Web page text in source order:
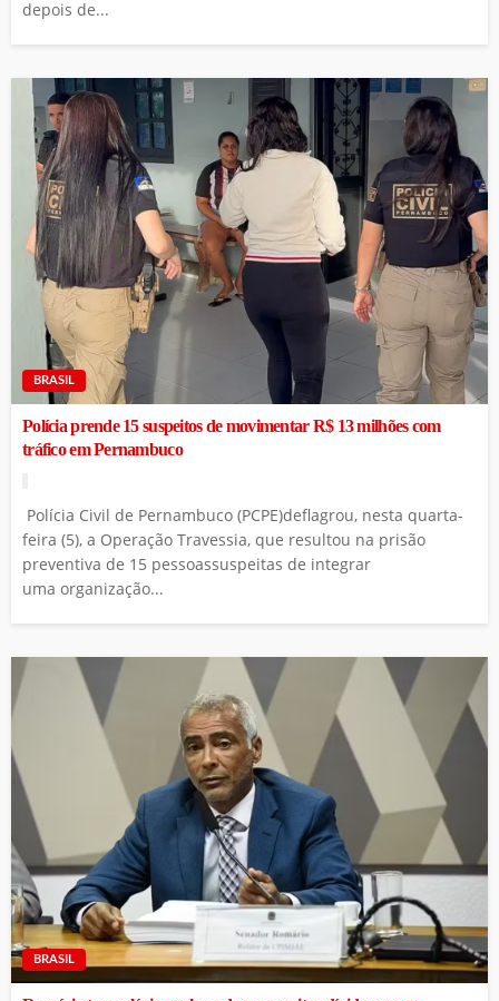
depois de...
BRASIL
Polícia prende 15 suspeitos de movimentar R$ 13 milhões com
tráfico em Pernambuco
Polícia Civil de Pernambuco (PCPE)deflagrou, nesta quarta-
feira (5), a Operação Travessia, que resultou na prisão
preventiva de 15 pessoassuspeitas de integrar
uma organização...
BRASIL